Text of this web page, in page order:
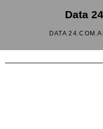
Data 24
DATA